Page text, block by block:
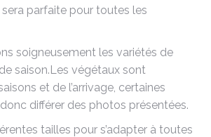
parfaite pour toutes les
soigneusement les variétés de
de saison.Les végétaux sont
et de l’arrivage, certaines
différer des photos présentées.
tailles pour s’adapter à toutes